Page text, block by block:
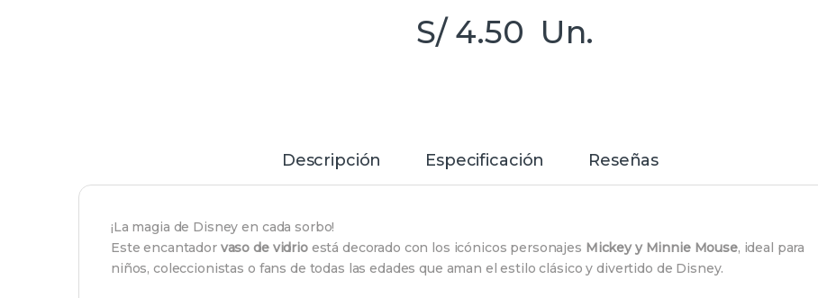
S/4.50 Un.
Descripción Especificación Reseñas
¡La magia de Disney en cada sorbo!
Este encantador vaso de vidrioestá decorado con los icónicos personajes Mickey y Minnie Mouse, ideal para
niños, coleccionistas o fans de todas las edades que aman el estilo clásico y divertido de Disney.